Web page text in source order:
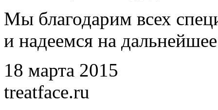
Мы благодарим всех
и надеемся на
18 марта 2015
treatface.ru